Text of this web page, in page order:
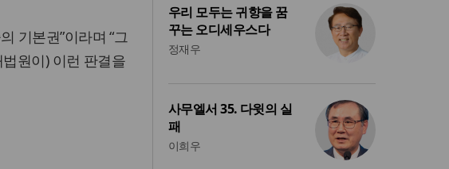
기본권”이라며 “그
원이) 이런 판결을
우리 모두는 귀향을 꿈
꾸는 오디세우스다
정재우
사무엘서 35. 다윗의 실
패
이희우